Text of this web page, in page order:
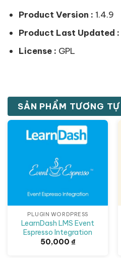
Product Version : 1.4.9
Product Last Updated :
License : GPL
SẢN PHẨM TƯƠNG TỰ
PLUGIN WORDPRESS
LearnDash LMS Event
Espresso Integration
50,000 ₫